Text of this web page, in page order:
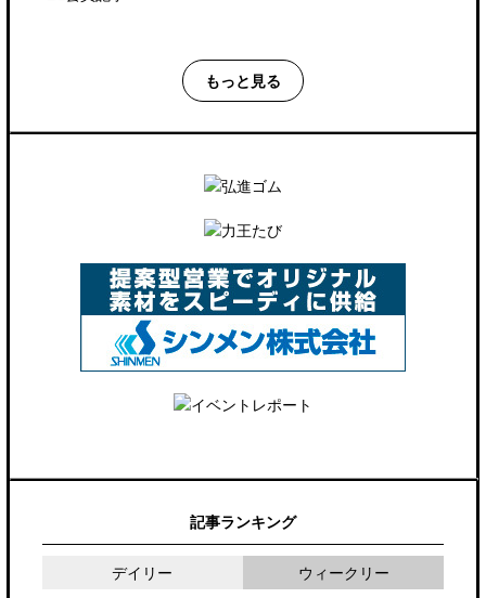
もっと見る
記事ランキング
デイリー ウィークリー